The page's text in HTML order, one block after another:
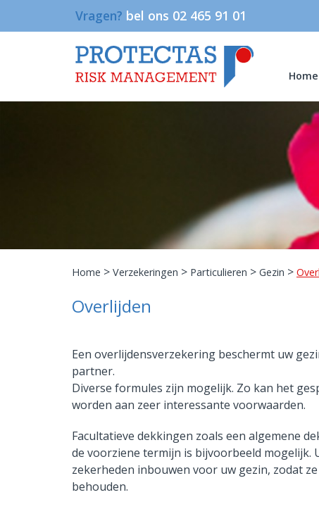
Vragen? bel ons 02 465 91 01
Home
Home > Verzekeringen > Particulieren > Gezin >
Overlijden
Een overlijdensverzekering beschermt uw
partner.
Diverse formules zijn mogelijk. Zo kan het
worden aan zeer interessante voorwaarden.
Facultatieve dekkingen zoals een algemene
de voorziene termijn is bijvoorbeeld mogelijk.
zekerheden inbouwen voor uw gezin, zodat
behouden.